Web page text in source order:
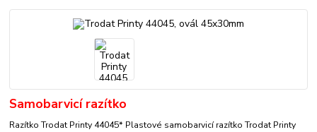
Samobarvicí razítko
Razítko Trodat Printy 44045* Plastové samobarvicí razítko Trodat Printy